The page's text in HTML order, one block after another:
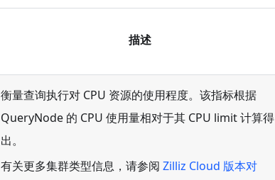
描述
衡量查询执行对 CPU 资源的使用程度。该指标根据
QueryNode 的 CPU 使用量相对于其 CPU limit 计算得
出。
有关更多集群类型信息，请参阅 Zilliz Cloud 版本对